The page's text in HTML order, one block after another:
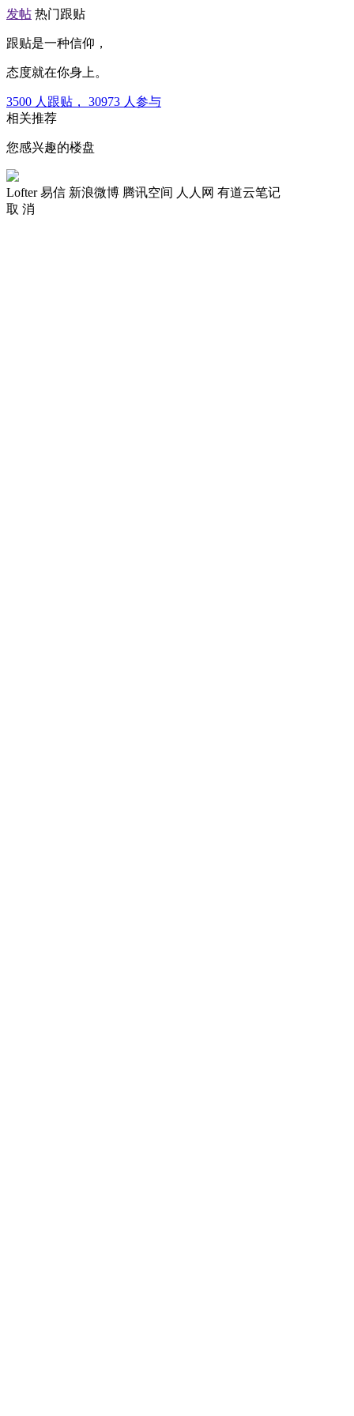
发帖 热门跟贴
跟贴是一种信仰，
态度就在你身上。
3500 人跟贴， 30973 人参与
相关推荐
您感兴趣的楼盘
Lofter 易信 新浪微博 腾讯空间 人人网 有道云笔记
取 消